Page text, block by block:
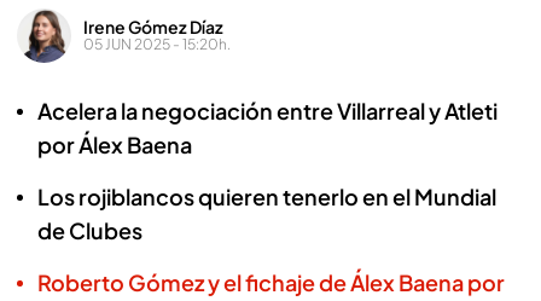
Irene Gómez Díaz
05 JUN 2025 - 15:20h.
Acelera la negociación entre Villarreal y Atleti
por Álex Baena
Los rojiblancos quieren tenerlo en el Mundial
de Clubes
Roberto Gómez y el fichaje de Álex Baena por